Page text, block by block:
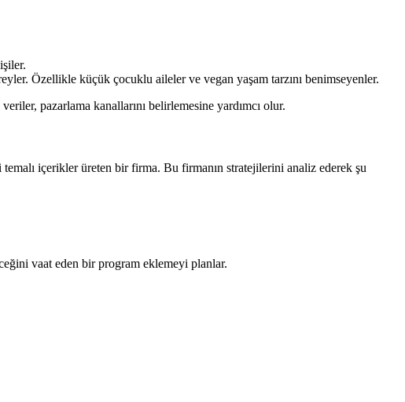
Özellikle küçük çocuklu aileler ve vegan yaşam tarzını benimseyenler.
pazarlama kanallarını belirlemesine yardımcı olur.
içerikler üreten bir firma. Bu firmanın stratejilerini analiz ederek şu
vaat eden bir program eklemeyi planlar.